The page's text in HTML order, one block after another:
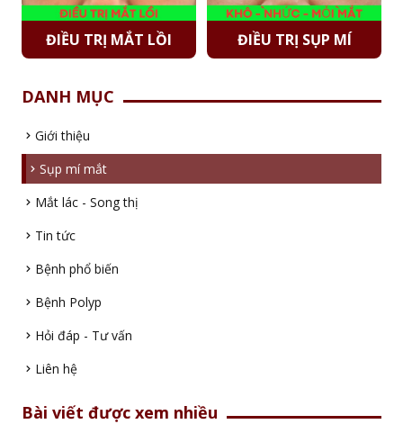
ĐIỀU TRỊ MẮT LỒI ĐIỀU TRỊ SỤP MÍ
DANH MỤC
Giới thiệu
Sụp mí mắt
Mắt lác - Song thị
Tin tức
Bệnh phổ biến
Bệnh Polyp
Hỏi đáp - Tư vấn
Liên hệ
Bài viết được xem nhiều